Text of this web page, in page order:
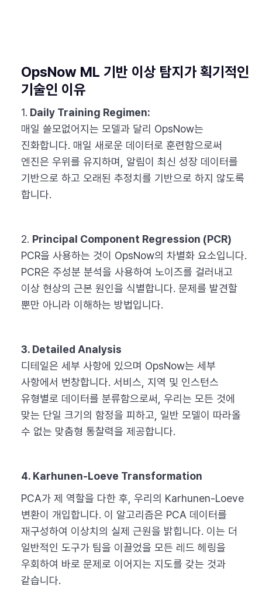
OpsNow ML 기반 이상 탐지가 획기적인
기술인 이유
1. Daily Training Regimen:
매일 쓸모없어지는 모델과 달리 OpsNow는
진화합니다. 매일 새로운 데이터로 훈련함으로써
엔진은 우위를 유지하며, 알림이 최신 성장 데이터를
기반으로 하고 오래된 추정치를 기반으로 하지 않도록
합니다.
2. Principal Component Regression (PCR)
PCR을 사용하는 것이 OpsNow의 차별화 요소입니다.
PCR은 주성분 분석을 사용하여 노이즈를 걸러내고
이상 현상의 근본 원인을 식별합니다. 문제를 발견할
뿐만 아니라 이해하는 방법입니다.
3. Detailed Analysis
디테일은 세부 사항에 있으며 OpsNow는 세부
사항에서 번창합니다. 서비스, 지역 및 인스턴스
유형별로 데이터를 분류함으로써, 우리는 모든 것에
맞는 단일 크기의 함정을 피하고, 일반 모델이 따라올
수 없는 맞춤형 통찰력을 제공합니다.
4. Karhunen-Loeve Transformation
PCA가 제 역할을 다한 후, 우리의 Karhunen-Loeve
변환이 개입합니다. 이 알고리즘은 PCA 데이터를
재구성하여 이상치의 실제 근원을 밝힙니다. 이는 더
일반적인 도구가 팀을 이끌었을 모든 레드 헤링을
우회하여 바로 문제로 이어지는 지도를 갖는 것과
같습니다.